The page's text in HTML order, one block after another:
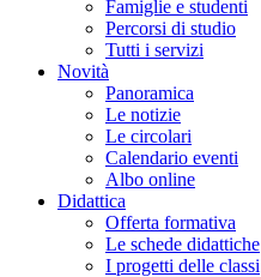
Famiglie e studenti
Percorsi di studio
Tutti i servizi
Novità
Panoramica
Le notizie
Le circolari
Calendario eventi
Albo online
Didattica
Offerta formativa
Le schede didattiche
I progetti delle classi